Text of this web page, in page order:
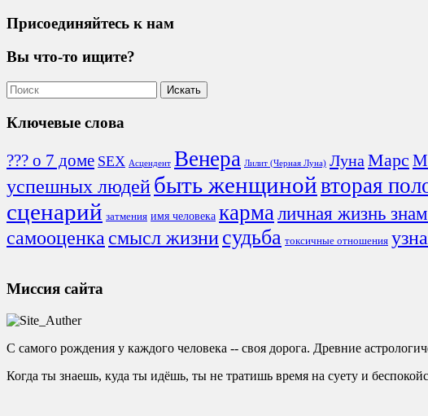
Присоединяйтесь к нам
Вы что-то ищите?
Ключевые слова
??? о 7 доме SEX Асцендент Венера Лилит (Черная Луна) Луна Марс
успешных людейбыть женщинойвторая
сценарий затмения имя человека кармаличная жизнь
самооценкасмысл жизнисудьба токсичные отношения
Миссия сайта
С самого рождения у каждого человека -- своя дорога. Древние
Когда ты знаешь, куда ты идёшь, ты не тратишь время на суету и